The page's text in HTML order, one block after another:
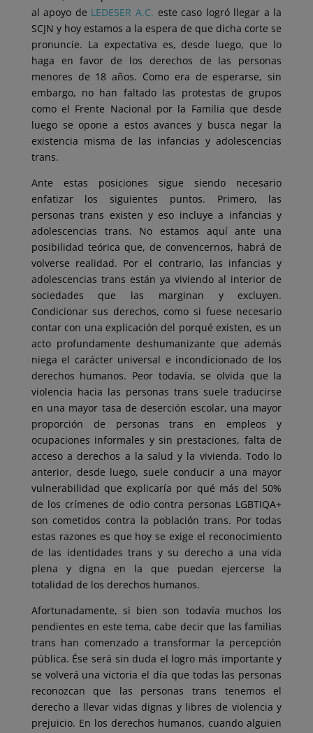
al apoyo de LEDESER A.C. este caso logró llegar a la
SCJN y hoy estamos a la espera de que dicha corte se
pronuncie. La expectativa es, desde luego, que lo
haga en favor de los derechos de las personas
menores de 18 años. Como era de esperarse, sin
embargo, no han faltado las protestas de grupos
como el Frente Nacional por la Familia que desde
luego se opone a estos avances y busca negar la
existencia misma de las infancias y adolescencias
trans.
Ante estas posiciones sigue siendo necesario
enfatizar los siguientes puntos. Primero, las
personas trans existen y eso incluye a infancias y
adolescencias trans. No estamos aquí ante una
posibilidad teórica que, de convencernos, habrá de
volverse realidad. Por el contrario, las infancias y
adolescencias trans están ya viviendo al interior de
sociedades que las marginan y excluyen.
Condicionar sus derechos, como si fuese necesario
contar con una explicación del porqué existen, es un
acto profundamente deshumanizante que además
niega el carácter universal e incondicionado de los
derechos humanos. Peor todavía, se olvida que la
violencia hacia las personas trans suele traducirse
en una mayor tasa de deserción escolar, una mayor
proporción de personas trans en empleos y
ocupaciones informales y sin prestaciones, falta de
acceso a derechos a la salud y la vivienda. Todo lo
anterior, desde luego, suele conducir a una mayor
vulnerabilidad que explicaría por qué más del 50%
de los crímenes de odio contra personas LGBTIQA+
son cometidos contra la población trans. Por todas
estas razones es que hoy se exige el reconocimiento
de las identidades trans y su derecho a una vida
plena y digna en la que puedan ejercerse la
totalidad de los derechos humanos.
Afortunadamente, si bien son todavía muchos los
pendientes en este tema, cabe decir que las familias
trans han comenzado a transformar la percepción
pública. Ése será sin duda el logro más importante y
se volverá una victoria el día que todas las personas
reconozcan que las personas trans tenemos el
derecho a llevar vidas dignas y libres de violencia y
prejuicio. En los derechos humanos, cuando alguien